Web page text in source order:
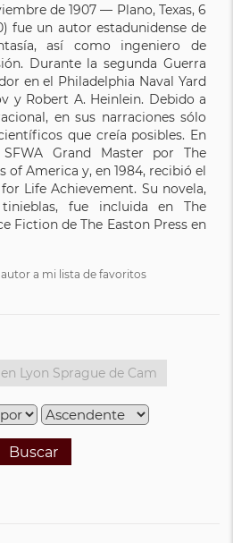
de 1907 — Plano, Texas, 6
fue un autor estadunidense de
así como ingeniero de
Durante la segunda Guerra
en el Philadelphia Naval Yard
y Robert A. Heinlein. Debido a
en sus narraciones sólo
que creía posibles. En
Grand Master por The
of America y, en 1984, recibió el
Life Achievement. Su novela,
fue incluida en The
Fiction de The Easton Press en
a mi lista de favoritos
Buscar